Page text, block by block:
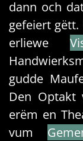
dann och
gefeiert
erliewe
gudde
Den Optakt
erëm en
vum